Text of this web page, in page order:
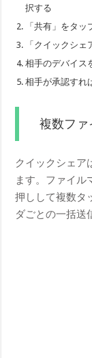
択する
「共有」をタッ
「クイックシ
相手のデバイス
相手が承認すれ
複数ファ
クイックシェア
ます。ファイル
押しして複数タ
ダごとの一括送